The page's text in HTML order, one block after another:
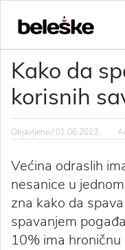
Kako da
korisnih
Objavljeno /01.06.2013.
Većina odraslih
nesanice u
zna kako da
spavanjem
10% ima hroničnu